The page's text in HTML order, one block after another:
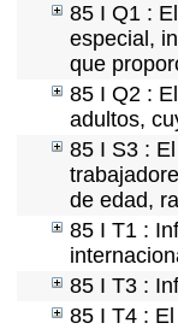
85 I Q1 :
especial,
que
85 I Q2 :
adultos,
85 I S3 :
de edad,
85 I T1 :
85 I T3 :
85 I T4 :